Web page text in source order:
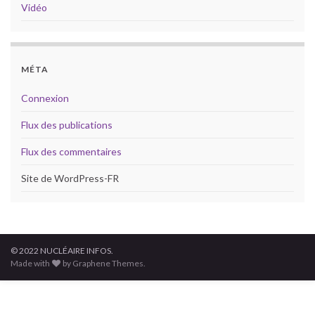
Vidéo
MÉTA
Connexion
Flux des publications
Flux des commentaires
Site de WordPress-FR
© 2022 NUCLÉAIRE INFOS.
Made with
by Graphene Themes.